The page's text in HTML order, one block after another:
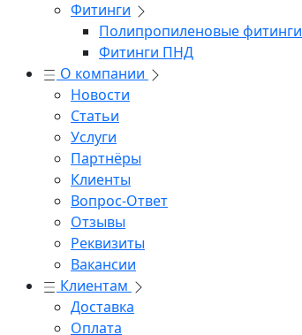
Фитинги
Полипропиленовые фитинги
Фитинги ПНД
О компании
Новости
Статьи
Услуги
Партнёры
Клиенты
Вопрос-Ответ
Отзывы
Реквизиты
Вакансии
Клиентам
Доставка
Оплата